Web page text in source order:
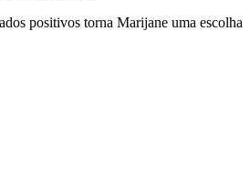
positivos torna Marijane uma escolha